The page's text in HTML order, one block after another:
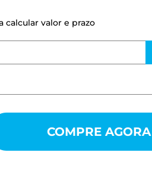
calcular valor e prazo
COMPRE AGORA